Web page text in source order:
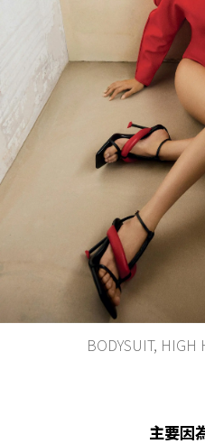
BODYSUIT, HIGH
主要因